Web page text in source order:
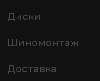
Диски
Шиномонтаж
Доставка